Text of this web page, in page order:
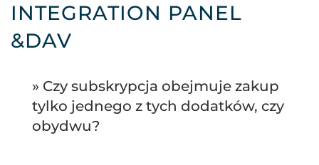
INTEGRATION PANEL
&DAV
» Czy subskrypcja obejmuje zakup
tylko jednego z tych dodatków, czy
obydwu?